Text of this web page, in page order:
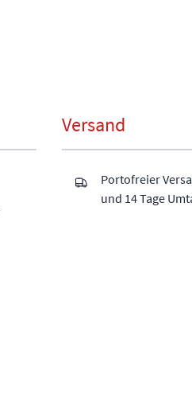
Versand
Portofreier
und 14 Tage